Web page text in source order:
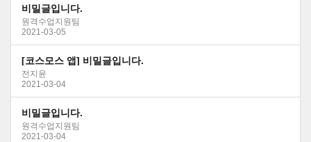
비밀글입니다.
원격수업지원팀
2021-03-05
[코스모스 앱] 비밀글입니다.
전지윤
2021-03-04
비밀글입니다.
원격수업지원팀
2021-03-04